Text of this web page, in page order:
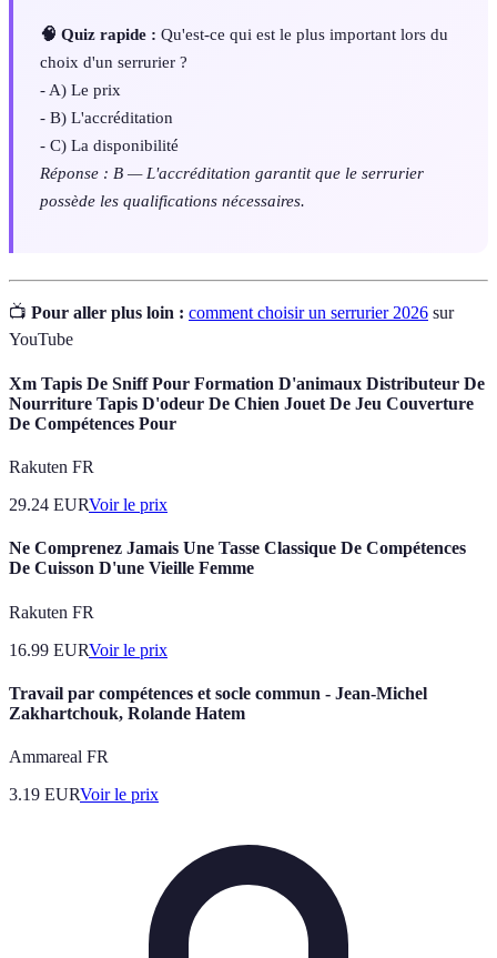
🧠 Quiz rapide : Qu'est-ce qui est le plus important lors du
choix d'un serrurier ?
- A) Le prix
- B) L'accréditation
- C) La disponibilité
Réponse : B — L'accréditation garantit que le serrurier
possède les qualifications nécessaires.
📺 Pour aller plus loin : comment choisir un serrurier 2026 sur
YouTube
Xm Tapis De Sniff Pour Formation D'animaux Distributeur De
Nourriture Tapis D'odeur De Chien Jouet De Jeu Couverture
De Compétences Pour
Rakuten FR
29.24 EURVoir le prix
Ne Comprenez Jamais Une Tasse Classique De Compétences
De Cuisson D'une Vieille Femme
Rakuten FR
16.99 EURVoir le prix
Travail par compétences et socle commun - Jean-Michel
Zakhartchouk, Rolande Hatem
Ammareal FR
3.19 EURVoir le prix